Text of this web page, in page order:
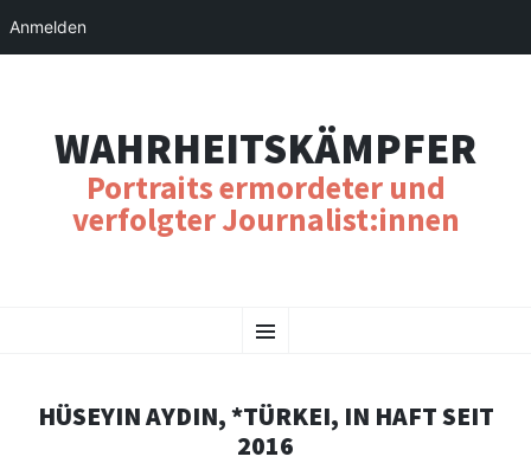
WAHRHEITSKÄMPFER
Portraits ermordeter und
verfolgter Journalist:innen
Menu
TO
HÜSEYIN AYDIN, *TÜRKEI, IN HAFT SEIT
2016
Anmelden